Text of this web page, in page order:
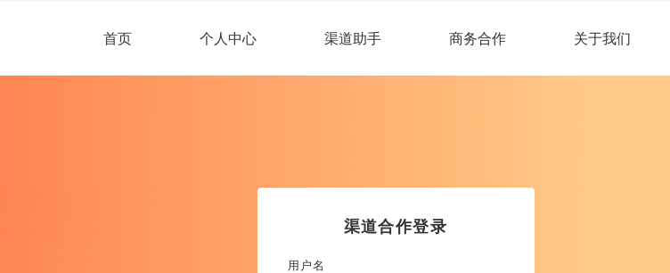
首页 个人中心 渠道助手 商务合作 关于我们
渠道合作登录
用户名